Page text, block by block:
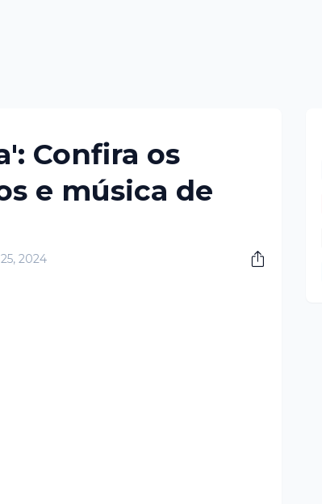
Confira os
e música de
2024